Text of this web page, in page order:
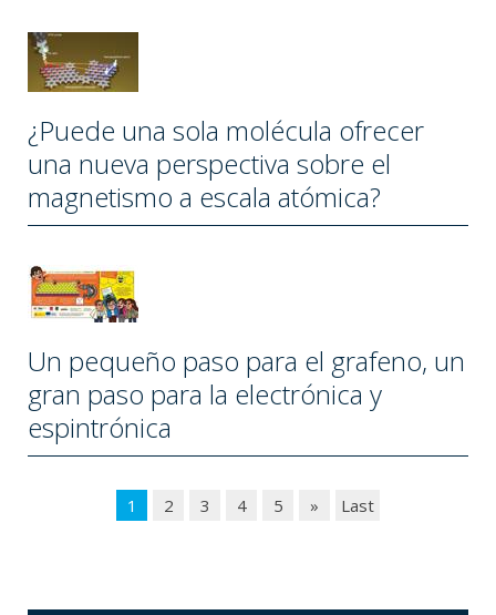
¿Puede una sola molécula ofrecer
una nueva perspectiva sobre el
magnetismo a escala atómica?
Un pequeño paso para el grafeno, un
gran paso para la electrónica y
espintrónica
1 2 3 4 5 » Last